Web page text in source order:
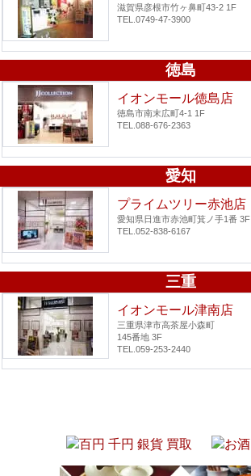
滋賀県彦根市竹ヶ鼻町43-2 1F
TEL.0749-47-3900
徳島
イオンモール徳島店
徳島市南末広町4-1 1F
TEL.088-676-2363
愛知
プライムツリー赤池店
愛知県日進市赤池町箕ノ手1番 3F
TEL.052-838-6167
三重
イオンモール津南店
三重県津市高茶屋小森町
145番地 3F
TEL.059-253-2440